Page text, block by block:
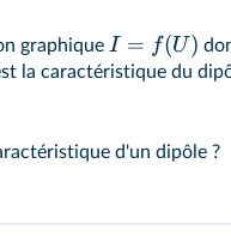
graphique I = f(U)
la caractéristique du
d'un dipôle ?